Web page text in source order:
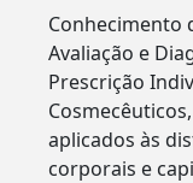
Conhecimento
Avaliação e
Prescrição
aplicados às
corporais e